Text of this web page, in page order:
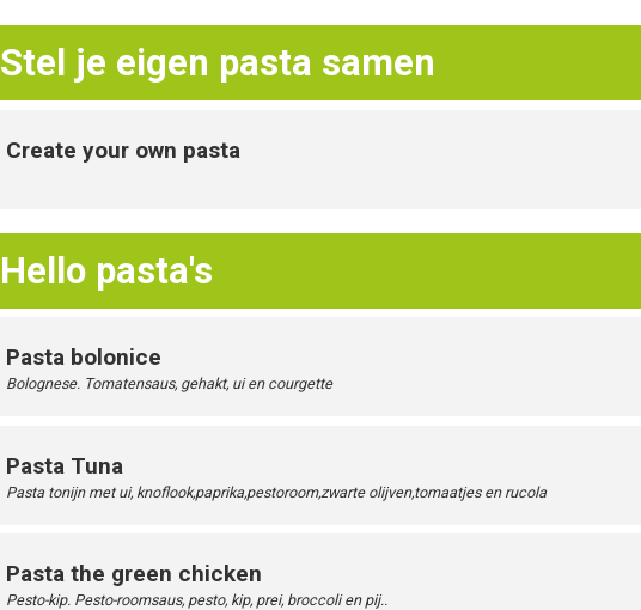
Stel je eigen pasta samen
Create your own pasta
Hello pasta's
Pasta bolonice
Bolognese. Tomatensaus, gehakt, ui en courgette
Pasta Tuna
Pasta tonijn met ui, knoflook,paprika,pestoroom,zwarte olijven,tomaatjes en rucola
Pasta the green chicken
Pesto-kip. Pesto-roomsaus, pesto, kip, prei, broccoli en pij..